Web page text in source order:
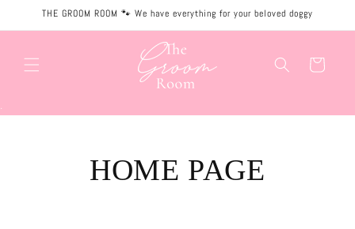
naar de
content
THE GROOM ROOM 🐾 We have everything for your beloved doggy
Winkelwagen
.
C
HOME PAGE